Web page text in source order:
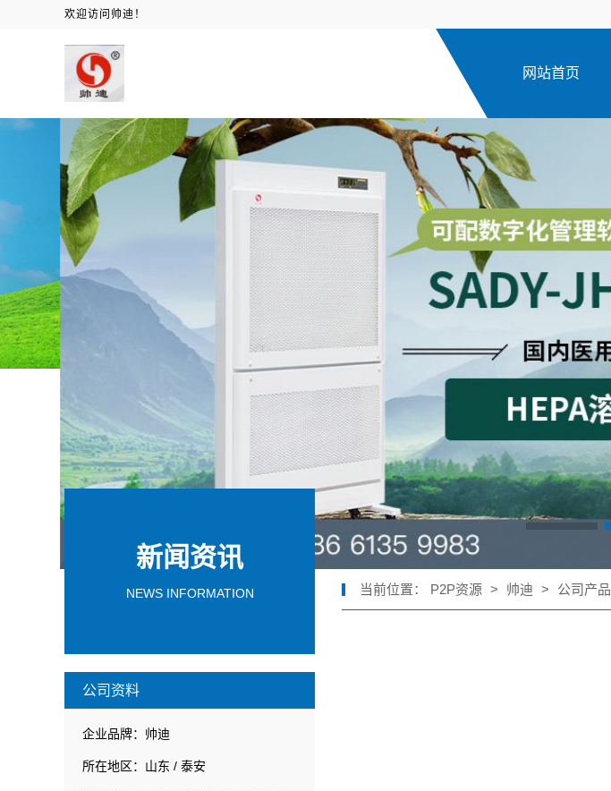
欢迎访问帅迪！
网站首页
新闻资讯
NEWS INFORMATION
公司资料
企业品牌：帅迪
所在地区：山东 / 泰安
当前位置： P2P资源 > 帅迪 > 公司产品